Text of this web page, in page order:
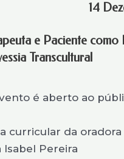
14
e Paciente
Transcultural
é aberto ao
curricular da oradora
Isabel Pereira